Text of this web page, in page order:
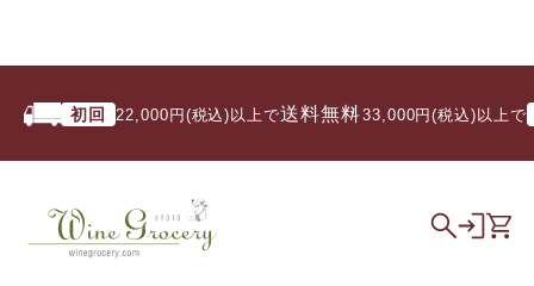
初回 22,000円(税込)以上で送料無料/ 33,000円(税込)以上で